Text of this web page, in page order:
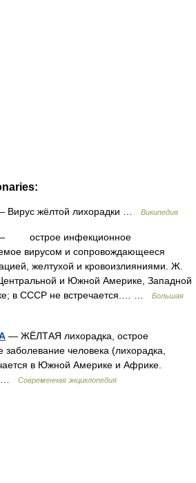
Вирус жёлтой лихорадки … Википедия
острое инфекционное
вирусом и сопровождающееся
желтухой и кровоизлияниями. Ж.
и Южной Америке, Западной
в СССР не встречается.… …
Большая
— ЖЁЛТАЯ лихорадка, острое
заболевание человека (лихорадка,
в Южной Америке и Африке.
…
Современная энциклопедия